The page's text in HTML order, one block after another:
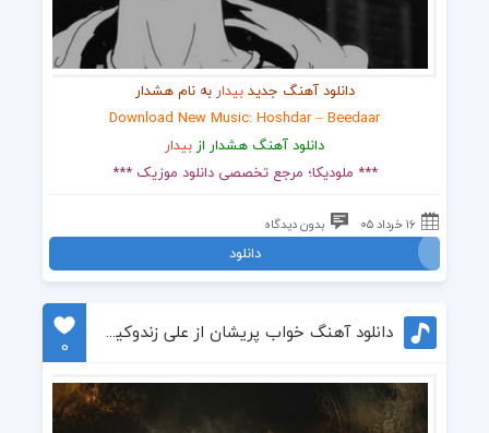
دانلود آهنگ جدیدبیدار به نام هشدار
Download New Music: Hoshdar – Beedaar
دانلود آهنگ هشدار از بیدار
*** ملودیکا؛ مرجع تخصصی دانلود موزیک ***
۱۶ خرداد ۰۵ بدون دیدگاه
دانلود
دانلود آهنگ خواب پریشان از علی زندوکیلی
0